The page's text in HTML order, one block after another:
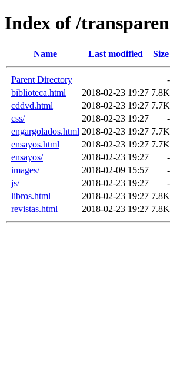
Index of /
Name Last modified Size
Parent Directory
-
biblioteca.html
2018-02-23 19:27 7.8K
cddvd.html
2018-02-23 19:27 7.7K
css/
2018-02-23 19:27
-
engargolados.html 2018-02-23 19:27 7.7K
ensayos.html
2018-02-23 19:27 7.7K
ensayos/
2018-02-23 19:27
-
images/
2018-02-09 15:57
-
js/
2018-02-23 19:27
-
libros.html
2018-02-23 19:27 7.8K
revistas.html
2018-02-23 19:27 7.8K